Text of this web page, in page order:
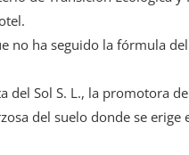
no ha seguido la fórmula
Sol S. L., la promotora
del suelo donde se erige